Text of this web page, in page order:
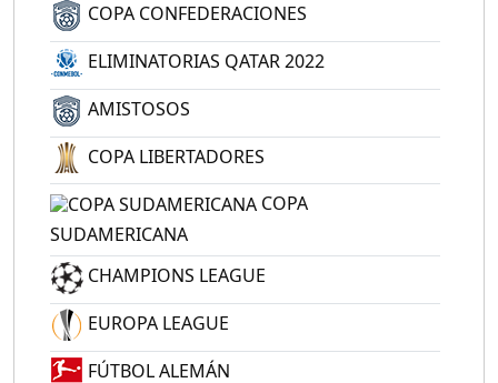
COPA CONFEDERACIONES
ELIMINATORIAS QATAR 2022
AMISTOSOS
COPA LIBERTADORES
COPA
SUDAMERICANA
CHAMPIONS LEAGUE
EUROPA LEAGUE
FÚTBOL ALEMÁN